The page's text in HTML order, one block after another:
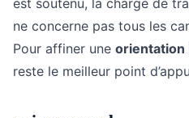
est soutenu, la charge de
ne concerne pas tous les
Pour affiner une orientation
reste le meilleur point